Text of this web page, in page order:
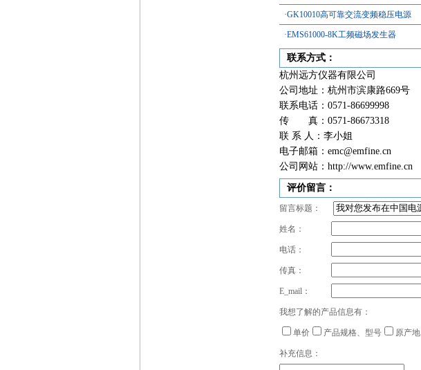
·GK10010高可靠交流变频稳压电源
·EMS61000-8K工频磁场发生器
联系方式：
杭州远方仪器有限公司
公司地址：杭州市滨康路669号
联系电话：0571-86699998
传 真：0571-86673318
联 系 人：李小姐
电子邮箱： emc@emfine.cn
公司网站：http://www.emfine.cn
评价留言：
留言标题：
姓名：
电话：
传真：
E_mail：
我想了解的产品信息有：
单价 产品规格、型号 原产地
补充信息：